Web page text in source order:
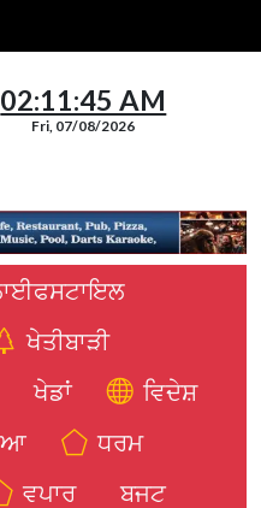
02:11:46 AM
Fri, 07/08/2026
ਖੇਤੀਬਾੜੀ
ਖੇਡਾਂ
ਵਿਦੇਸ਼
ਧਰਮ
ਵਪਾਰ
ਬਜਟ